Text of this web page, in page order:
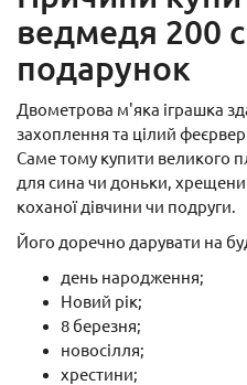
ведмедя 200
подарунок
Двометрова м'яка іграшка
захоплення та цілий
Саме тому купити великого
для сина чи доньки,
коханої дівчини чи подруги.
Його доречно дарувати на
день народження;
Новий рік;
8 березня;
новосілля;
хрестини;